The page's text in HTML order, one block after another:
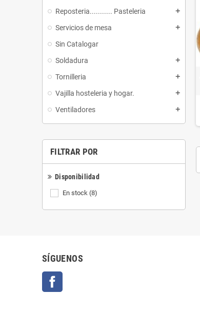
Reposteria........... Pasteleria add
Servicios de mesa add
Sin Catalogar
Soldadura
add
Tornilleria add
Vajilla hosteleria y hogar. add
Ventiladores add
FILTRAR POR
Disponibilidad
En stock (8)
SÍGUENOS